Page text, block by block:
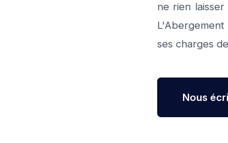
ne rien
ses charges
Nous